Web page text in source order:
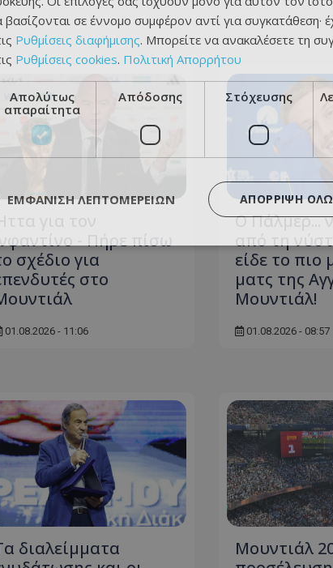
- Πήρε πίσω
σχέδιο για
στο
01.08.2026 - 11:06
Ο Πάλμερ...
από τη
είδε το πιο
ματς της
Μουντιάλ!
01.08.2026 - 08:57
διαλείμματα
Μουντιάλ
βασίζονται σε έννομο συμφέρον αντί για συγκατάθεση·
Ρυθμίσεις διαφήμισης. Μπορείτε να ανακαλέσετε τη
Ρυθμίσεις cookies. Πολιτική Απορρήτου
Απολύτως
απαραίτητα
Απόδοσης Στόχευσης
ΑΠΌΡΡΙΨΗ
ΕΜΦΆΝΙΣΗ ΛΕΠΤΟΜΕΡΕΙΏΝ